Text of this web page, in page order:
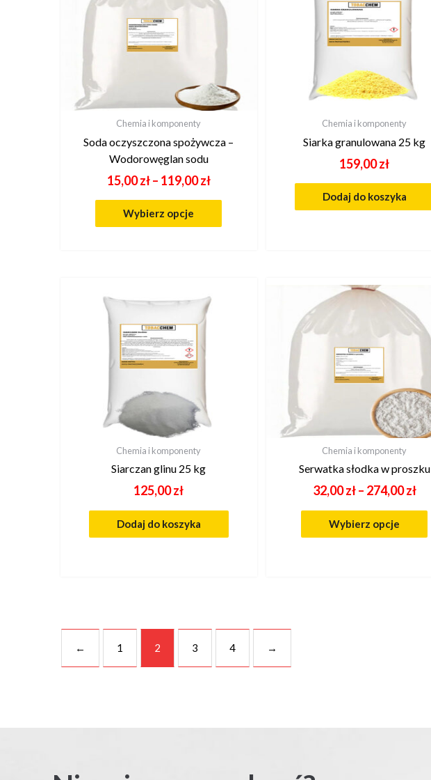
Chemia i komponenty
Soda oczyszczona spożywcza –
Wodorowęglan sodu
15,00zł– 119,00zł
Wybierz opcje
Chemia i komponenty
Siarka granulowana 25 kg
159,00zł
Dodaj do koszyka
Chemia i komponenty
Siarczan glinu 25 kg
125,00zł
Dodaj do koszyka
Chemia i komponenty
Serwatka słodka w proszku
32,00zł– 274,00zł
Wybierz opcje
← 1 2 3 4 →